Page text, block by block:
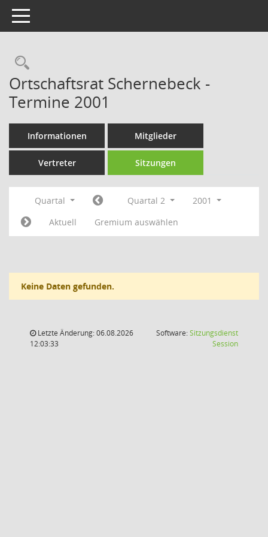
Toggle navigation
Rechercheauswahl
Ortschaftsrat Schernebeck -
Termine 2001
Informationen Mitglieder
Vertreter Sitzungen
Quartal Quartal 2
2001
Aktuell
Gremium auswählen
Keine Daten gefunden.
Letzte Änderung: 06.08.2026
12:03:33
Software:Sitzungsdienst
Session(Wird in